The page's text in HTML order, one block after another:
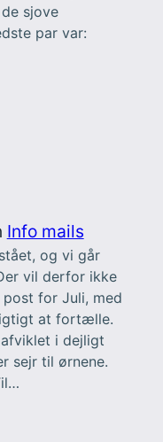
sjove
par var:
Info mails
og vi går
vil derfor ikke
for Juli, med
at fortælle.
i dejligt
sejr til ørnene.